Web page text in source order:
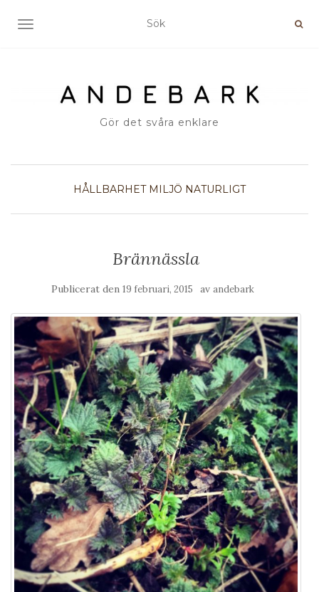
SLÅ PÅ/AV NAVIGERING
Gör det svåra enklare
HÅLLBARHET MILJÖ NATURLIGT
Brännässla
Publicerat den 19 februari, 2015 av andebark